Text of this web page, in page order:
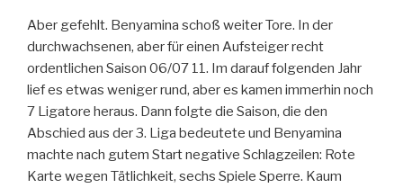
Aber gefehlt. Benyamina schoß weiter Tore. In der
durchwachsenen, aber für einen Aufsteiger recht
ordentlichen Saison 06/07 11. Im darauf folgenden Jahr
lief es etwas weniger rund, aber es kamen immerhin noch
7 Ligatore heraus. Dann folgte die Saison, die den
Abschied aus der 3. Liga bedeutete und Benyamina
machte nach gutem Start negative Schlagzeilen: Rote
Karte wegen Tätlichkeit, sechs Spiele Sperre. Kaum